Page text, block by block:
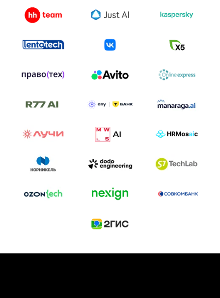
к построению бизнеса и созданию технологий под
И БИТВА АГЕНТОВ